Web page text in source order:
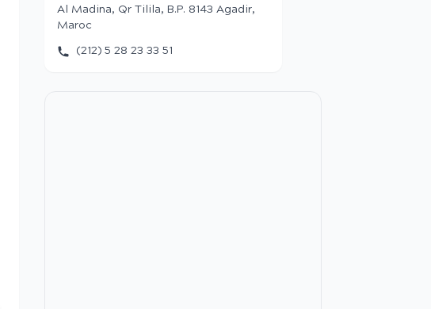
Al Madina, Qr Tilila, B.P. 8143 Agadir,
Maroc
(212) 5 28 23 33 51